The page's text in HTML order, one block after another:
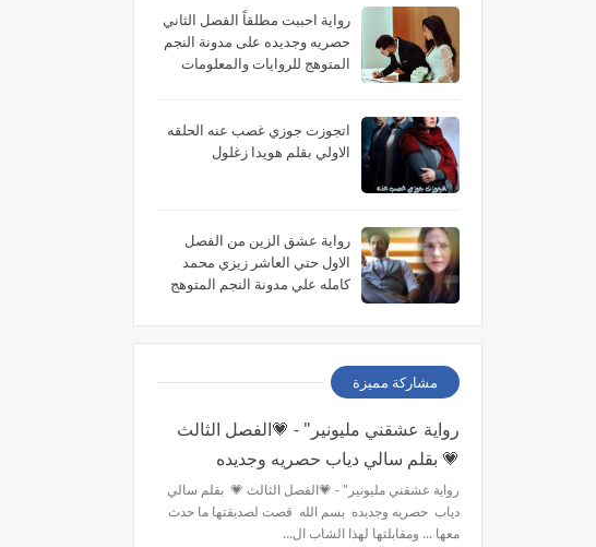
فقدت شرفها الجزء الثاني بقلم
إسماعيل موسي
رواية احببت مطلقاً الفصل الثاني
حصريه وجديده على مدونة النجم
المتوهج للروايات والمعلومات
اتجوزت جوزي غصب عنه الحلقه
الاولي بقلم هويدا زغلول
رواية عشق الزين من الفصل
الاول حتي العاشر زيزي محمد
كامله علي مدونة النجم المتوهج
مشاركة مميزة
رواية عشقني مليونير" - 💗الفصل الثالث
💗 بقلم سالي دياب حصريه وجديده
رواية عشقني مليونير" - 💗الفصل الثالث 💗 بقلم سالي
دياب حصريه وجديده بسم الله قصت لصديقتها ما حدث
معها ... ومقابلتها لهذا الشاب ال…